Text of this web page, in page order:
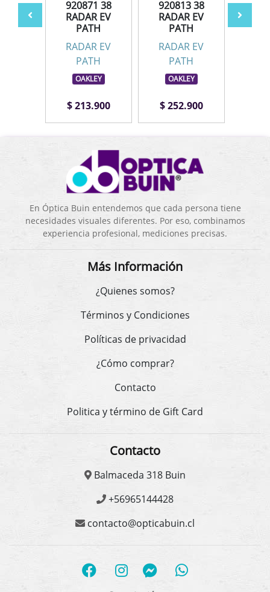
38
920871 38
RADAR EV
PATH
RADAR EV
PATH
OAKLEY
$ 213.900
920813 38
RADAR EV
PATH
RADAR EV
PATH
OAKLEY
$ 252.900
En Óptica Buin entendemos que cada persona tiene
necesidades visuales diferentes. Por eso, combinamos
experiencia profesional, mediciones precisas.
Más Información
¿Quienes somos?
Términos y Condiciones
Políticas de privacidad
¿Cómo comprar?
Contacto
Politica y término de Gift Card
Contacto
Balmaceda 318 Buin
+56965144428
contacto@opticabuin.cl